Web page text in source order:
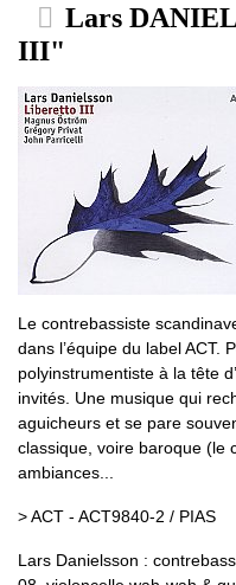
Lars
III"
Le contrebassiste
dans l’équipe du label ACT.
polyinstrumentiste à la tête
invités. Une musique qui
aguicheurs et se pare
classique, voire baroque (le
ambiances...
> ACT - ACT9840-2 / PIAS
Lars Danielsson :